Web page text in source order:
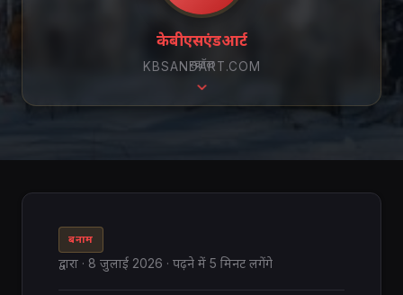
केबीएसएंडआर्ट
KBSANDART.COM
स्क्रॉल
बनाम
द्वारा · 8 जुलाई 2026 · पढ़ने में 5 मिनट लगेंगे